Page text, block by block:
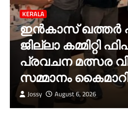
KERALA
ഇൻകാസ് ഖത്തർ
ജില്ലാ കമ്മിറ്റി
പ്രവചന മത്സര
സമ്മാനം
Jossy August 6, 2026